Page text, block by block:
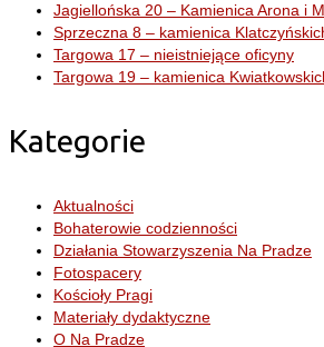
Jagiellońska 20 – Kamienica Arona i
Sprzeczna 8 – kamienica
Targowa 17 – nieistniejące oficyny
Targowa 19 – kamienica
Kategorie
Aktualności
Bohaterowie codzienności
Działania Stowarzyszenia Na Pradze
Fotospacery
Kościoły Pragi
Materiały dydaktyczne
O Na Pradze